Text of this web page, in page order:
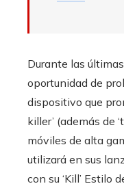
Durante las
oportunidad de
dispositivo que
killer’ (además de
móviles de alta
utilizará en sus
con su ‘Kill’ Estilo